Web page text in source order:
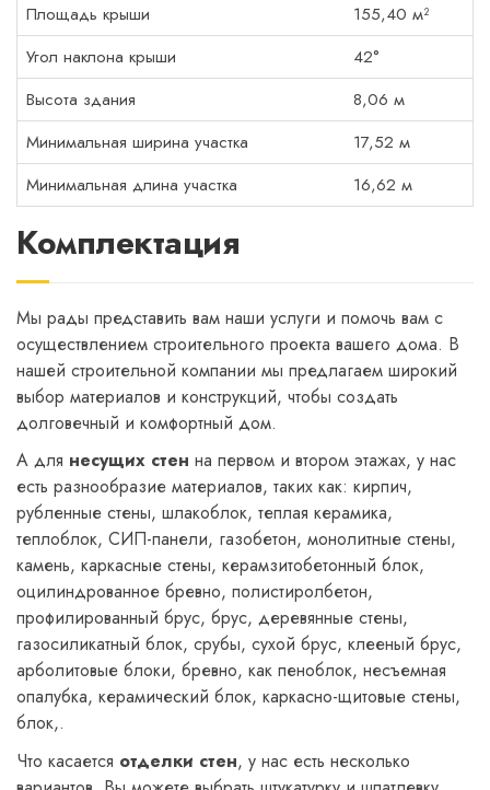
Площадь крыши
155,40 м²
Угол наклона крыши
42°
Высота здания
8,06 м
Минимальная ширина участка
17,52 м
Минимальная длина участка
16,62 м
Комплектация
Мы рады представить вам наши услуги и помочь вам с
осуществлением строительного проекта вашего дома. В
нашей строительной компании мы предлагаем широкий
выбор материалов и конструкций, чтобы создать
долговечный и комфортный дом.
А для несущих стен на первом и втором этажах, у нас
есть разнообразие материалов, таких как: кирпич,
рубленные стены, шлакоблок, теплая керамика,
теплоблок, СИП-панели, газобетон, монолитные стены,
камень, каркасные стены, керамзитобетонный блок,
оцилиндрованное бревно, полистиролбетон,
профилированный брус, брус, деревянные стены,
газосиликатный блок, срубы, сухой брус, клееный брус,
арболитовые блоки, бревно, как пеноблок, несъемная
опалубка, керамический блок, каркасно-щитовые стены,
блок,.
Что касается отделки стен, у нас есть несколько